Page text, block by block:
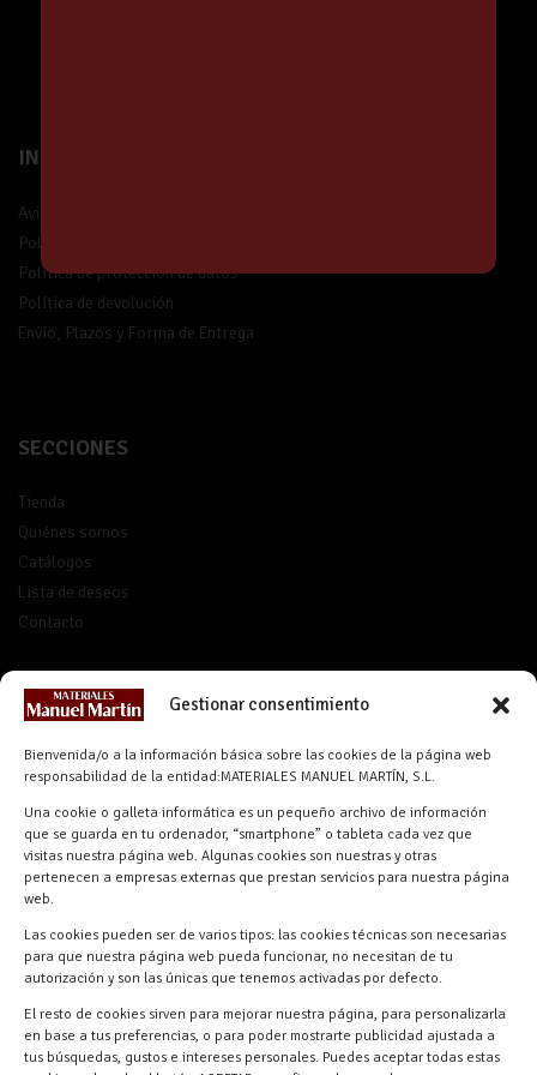
Gestionar consentimiento
Bienvenida/o a la información básica sobre las cookies de la página web
responsabilidad de la entidad:MATERIALES MANUEL MARTÍN, S.L.
Una cookie o galleta informática es un pequeño archivo de información
que se guarda en tu ordenador, “smartphone” o tableta cada vez que
visitas nuestra página web. Algunas cookies son nuestras y otras
pertenecen a empresas externas que prestan servicios para nuestra página
web.
Las cookies pueden ser de varios tipos: las cookies técnicas son necesarias
para que nuestra página web pueda funcionar, no necesitan de tu
autorización y son las únicas que tenemos activadas por defecto.
El resto de cookies sirven para mejorar nuestra página, para personalizarla
en base a tus preferencias, o para poder mostrarte publicidad ajustada a
tus búsquedas, gustos e intereses personales. Puedes aceptar todas estas
INFORMACIÓN
Aviso legal
Política de privacidad
Política de protección de datos
Política de devolución
Envío, Plazos y Forma de Entrega
SECCIONES
Tienda
Quiénes somos
Catálogos
Lista de deseos
Contacto
CONTACTO
info@materialesmanuelmartin.com
921 57 52 29
618 59 79 72 (Solo WhatsApp)
Materiales Manuel Martín Ctra.
Turégano-Navas de Oro, 47, 40280
Navalmanzano, Segovia, ESPAÑA